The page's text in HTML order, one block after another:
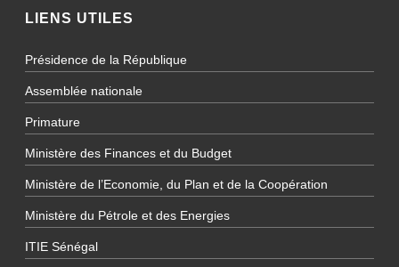
LIENS UTILES
Présidence de la République
Assemblée nationale
Primature
Ministère des Finances et du Budget
Ministère de l’Economie, du Plan et de la Coopération
Ministère du Pétrole et des Energies
ITIE Sénégal